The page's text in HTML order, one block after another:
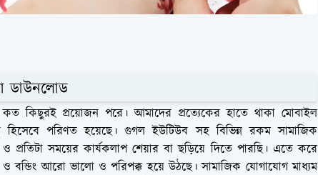
ডাউনলোড
কিছুরই প্রয়োজন পরে। আমাদের প্রত্যেকের হাতে থাকা মোবাইল
হিসেবে পরিণত হয়েছে। গুগল ইউটিউব সহ বিভিন্ন রকম সামাজিক
প্রতিটা সময়ের কার্যকলাপ শেয়ার বা ছড়িয়ে দিতে পারছি। এতে করে
বন্ডিং আরো ভালো ও পরিপক্ক হয়ে উঠছে। সামাজিক যোগাযোগ মাধ্যম